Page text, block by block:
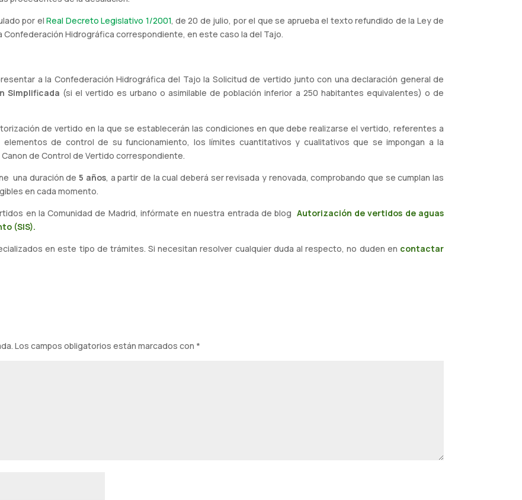
por elReal Decreto Legislativo 1/2001, de 20 de julio, por el que se aprueba el texto refundido de la Ley de
Hidrográfica correspondiente, en este caso la del Tajo.
a la Confederación Hidrográfica del Tajo la Solicitud de vertido junto con una declaración general de
Simplificada (si el vertido es urbano o asimilable de población inferior a 250 habitantes equivalentes) o de
de vertido en la que se establecerán las condiciones en que debe realizarse el vertido, referentes a
de control de su funcionamiento, los límites cuantitativos y cualitativos que se impongan a la
de Control de Vertido correspondiente.
una duración de 5 años, a partir de la cual deberá ser revisada y renovada, comprobando que se cumplan las
en cada momento.
en la Comunidad de Madrid, infórmate en nuestra entrada de blog Autorización de vertidos de aguas
(SIS).
en este tipo de trámites. Si necesitan resolver cualquier duda al respecto, no duden en contactar
Los campos obligatorios están marcados con *